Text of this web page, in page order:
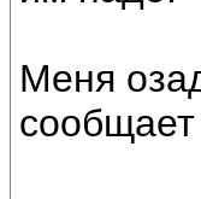
Меня